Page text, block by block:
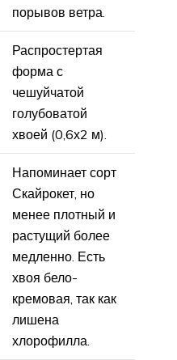
порывов ветра.
Распростертая
форма с
чешуйчатой
голубоватой
хвоей (0,6х2 м).
Напоминает сорт
Скайрокет, но
менее плотный и
растущий более
медленно. Есть
хвоя бело-
кремовая, так как
лишена
хлорофилла.